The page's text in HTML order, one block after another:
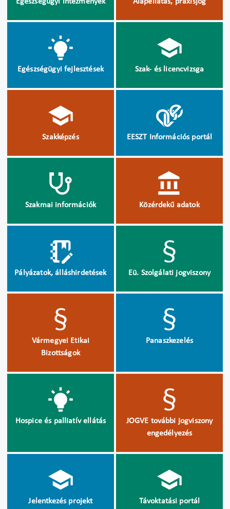
Egészségügyi fejlesztések Szak- és licencvizsga
Szakképzés EESZT Információs portál
Szakmai információk Közérdekű adatok
Pályázatok, álláshirdetések Eü. Szolgálati jogviszony
Vármegyei Etikai
Bizottságok
Panaszkezelés
Hospice és palliatív ellátás
JOGVE további jogviszony
engedélyezés
Jelentkezés projekt
Távoktatási portál